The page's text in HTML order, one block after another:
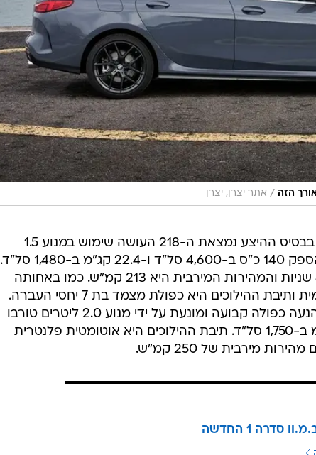
/ אתר יצרן, יצרן
סדרה 2 גראן קופה תגיע בשתי גרסאות. בבסיס ההיצע נמצאת ה-218 העושה שימוש במנוע 1.5
ליטרים טורבו בעל שלושה צילינדרים ובהספק 140 כ"ס ב-4,600 סל"ד ו-22.4 קג"מ ב-1,480 סל"ד.
בגרסה זו התאוצה ל-100 קמ"ש היא 8.7 שניות והמהירות המירבית היא 213 קמ"ש. כמו באחותה
בתצורת החמש דלתות, ההנעה היא קדמית ותיבת ההילוכים היא כפולת מצמד בת 7 יחסי העברה.
הגרסה השנייה היא ה-M235 שמקבלת הנעה כפולה קבועה ומונעת על ידי מנוע 2.0 ליטרים טורבו
עם 306 כ"ס ב-5,000 סל"ד ו-54.9 קג"מ ב-1,750 סל"ד. תיבת ההילוכים היא אוטומטית פלנטרית
סדרה 1 החדשה